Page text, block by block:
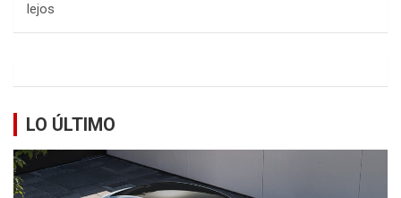
lejos
LO ÚLTIMO